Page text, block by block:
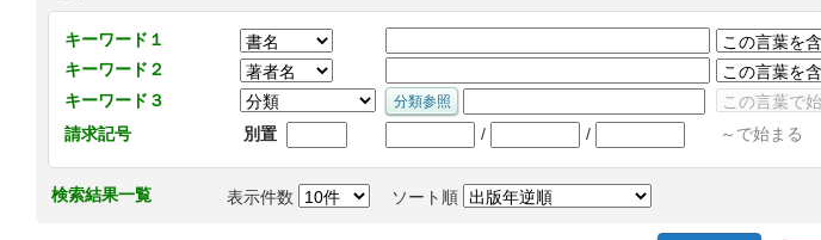
キーワード１
キーワード２
キーワード３
請求記号
別置 / / ～で始まる
検索結果一覧 表示件数 ソート順